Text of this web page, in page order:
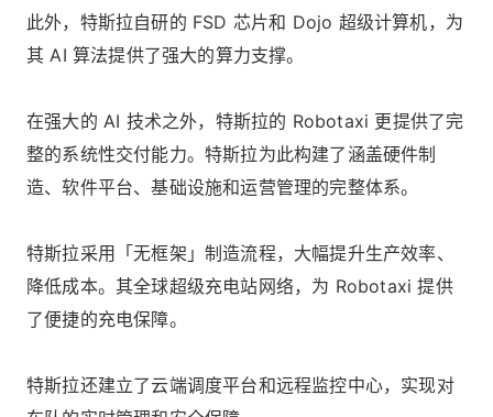
此外，特斯拉自研的 FSD 芯片和 Dojo 超级计算机，为
其 AI 算法提供了强大的算力支撑。
在强大的 AI 技术之外，特斯拉的 Robotaxi 更提供了完
整的系统性交付能力。特斯拉为此构建了涵盖硬件制
造、软件平台、基础设施和运营管理的完整体系。
特斯拉采用「无框架」制造流程，大幅提升生产效率、
降低成本。其全球超级充电站网络，为 Robotaxi 提供
了便捷的充电保障。
特斯拉还建立了云端调度平台和远程监控中心，实现对